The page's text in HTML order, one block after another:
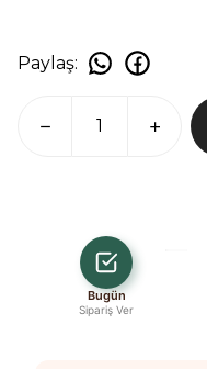
Paylaş:
Bugün
Sipariş Ver